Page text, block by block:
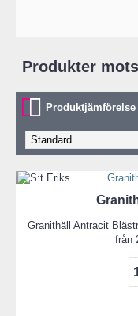
Produkter
Produktjämförelse
Granithäll Antracit
från